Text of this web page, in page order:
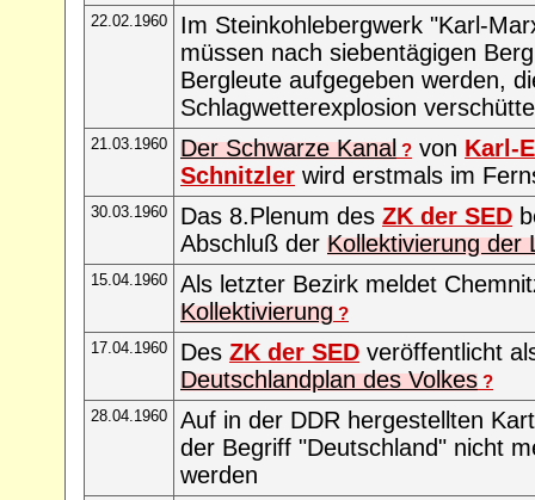
22.02.1960
Im Steinkohlebergwerk "Karl-
müssen nach siebentägigen
Bergleute aufgegeben werden,
Schlagwetterexplosion
21.03.1960 Der Schwarze Kanal ? von Karl-
Schnitzler wird erstmals im
30.03.1960 Das 8.Plenum des ZK der SED
Abschluß der Kollektivierung der
15.04.1960
Als letzter Bezirk meldet
Kollektivierung ?
17.04.1960 Des ZK der SED veröffentlicht
Deutschlandplan des Volkes ?
28.04.1960
Auf in der DDR hergestellten
der Begriff "Deutschland" nicht
werden